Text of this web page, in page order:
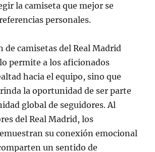
la camiseta que mejor se
personales.
de camisetas del Real Madrid
permite a los aficionados
hacia el equipo, sino que
la oportunidad de ser parte
global de seguidores. Al
del Real Madrid, los
su conexión emocional
un sentido de